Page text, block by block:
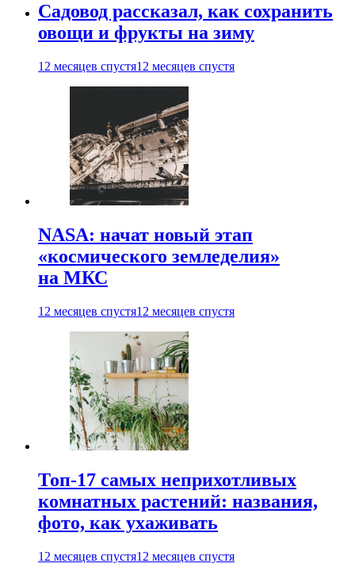
Садовод рассказал, как сохранить
овощи и фрукты на зиму
12 месяцев спустя12 месяцев спустя
NASA: начат новый этап
«космического земледелия»
на МКС
12 месяцев спустя12 месяцев спустя
Топ-17 самых неприхотливых
комнатных растений: названия,
фото, как ухаживать
12 месяцев спустя12 месяцев спустя